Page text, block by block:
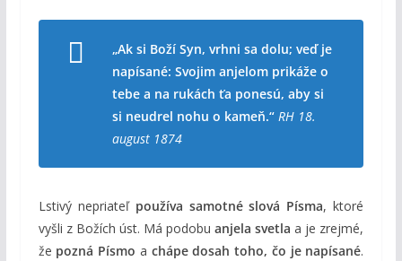
„Ak si Boží Syn, vrhni sa dolu; veď je
napísané: Svojim anjelom prikáže o
tebe a na rukách ťa ponesú, aby si
si neudrel nohu o kameň.“ RH 18.
august 1874
Lstivý nepriateľ používa samotné slová Písma, ktoré
vyšli z Božích úst. Má podobuanjela svetla a je zrejmé,
že pozná Písmo a chápe dosah toho, čo je napísané.